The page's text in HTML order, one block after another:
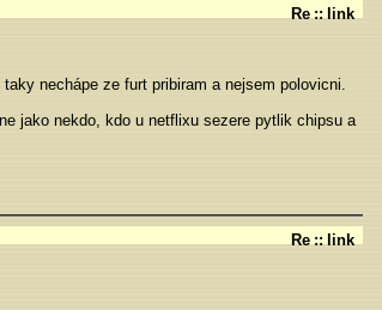
Re :: link
nechápe ze furt pribiram a nejsem polovicni.
jako nekdo, kdo u netflixu sezere pytlik chipsu a
Re :: link